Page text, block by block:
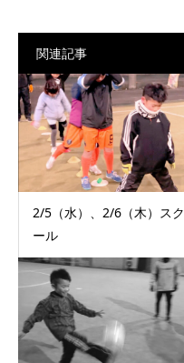
関連記事
2/5（水）、2/6（木）スク
ール